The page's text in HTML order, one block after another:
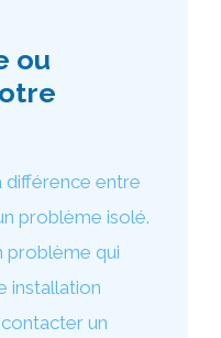
ou
différence entre
problème isolé.
problème qui
installation
un